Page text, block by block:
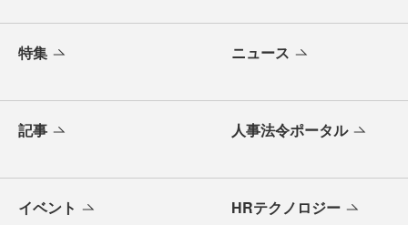
特集 ニュース
記事 人事法令ポータル
イベント HRテクノロジー